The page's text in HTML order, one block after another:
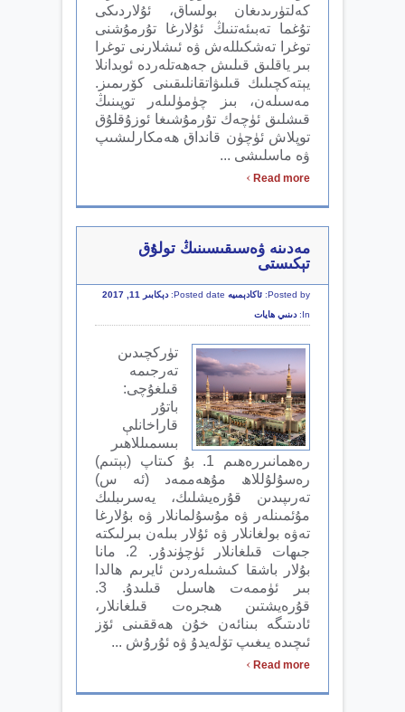
كەلتۈرىدىغان بولساق، ئۇلاردىكى
تۇغما تەبىئەتنىڭ ئۇلارغا تۇرمۇشنى
توغرا تەشكىللەش ۋە ئىشلارنى توغرا
بىر ياقلىق قىلىش جەھەتلەردە ئوبدانلا
يېتەكچىلىك قىلىۋاتقانلىقىنى كۆرىمىز.
مەسىلەن، بىز چۈمۈلىلەر توپىنىڭ
قىشلىق ئۈچەك تۇرمۇشىغا ئوزۇقلۇق
توپلاش ئۈچۈن قانداق ھەمكارلىشىپ
ۋە ماسلىشى ...
Read more
›
مەدىنە ۋەسىقىسىنىڭ تولۇق
تېكىستى
Posted by: ئاكادېمىيە Posted date: دېكابىر 11, 2017
In:
دىنىي ھايات
تۈركچىدىن
تەرجىمە
قىلغۇچى:
باتۇر
قاراخانلې
بىسمىللاھىر
رەھمانىررەھىم 1. بۇ كىتاپ (بېتىم)
رەسۇلۇللاھ مۇھەممەد (ئە س)
تەرىپىدىن قۇرەيشلىك، يەسرىبلىك
مۇئمىنلەر ۋە مۇسۇلمانلار ۋە بۇلارغا
تەۋە بولغانلار ۋە ئۇلار بىلەن بىرلىكتە
جىھات قىلغانلار ئۈچۈندۇر. 2. مانا
بۇلار باشقا كىشىلەردىن ئايرىم ھالدا
بىر ئۈممەت ھاسىل قىلىدۇ. 3.
قۇرەيشتىن ھىجرەت قىلغانلار،
ئادىتىگە بىنائەن خۇن ھەققىنى ئۆز
ئىچىدە يىغىپ تۆلەيدۇ ۋە ئۇرۇش ...
Read more
›